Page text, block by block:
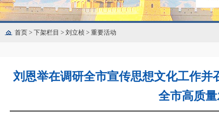
首页 > 下架栏目 > 刘立桢 > 重要活动
刘恩举在调研全市宣传思想文化工作
全市高质